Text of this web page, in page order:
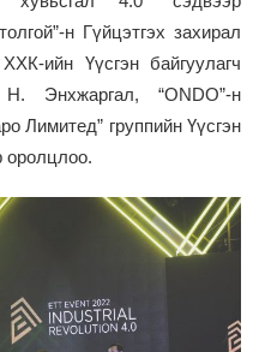
н Гүйцэтгэх захирал
ийн Үүсгэн байгуулагч
Энхжаргал, “ONDO”-н
Лимитед” группийн Үүсгэн
оролцлоо.